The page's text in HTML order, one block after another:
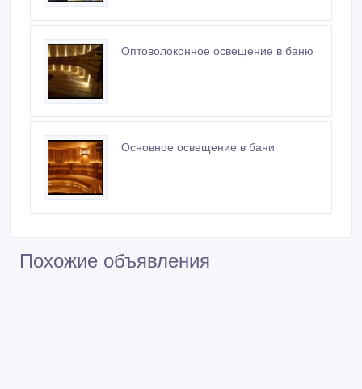
Оптоволоконное освещение в баню
Основное освещение в бани
Похожие объявления